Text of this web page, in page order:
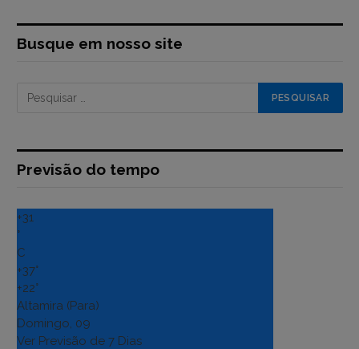
Busque em nosso site
Previsão do tempo
+31
°
C
+37°
+22°
Altamira (Para)
Domingo, 09
Ver Previsão de 7 Dias